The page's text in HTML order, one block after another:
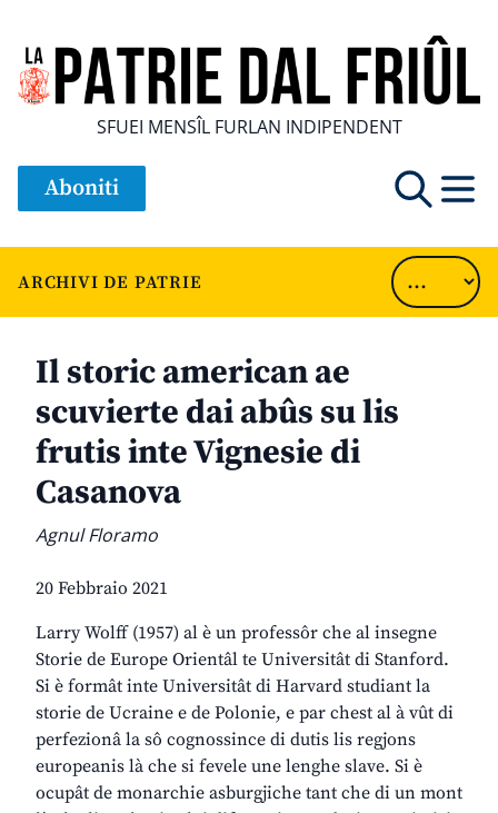
SFUEI MENSÎL FURLAN INDIPENDENT
Aboniti
ARCHIVI DE PATRIE
Il storic american ae
scuvierte dai abûs su lis
frutis inte Vignesie di
Casanova
Agnul Floramo
20 Febbraio 2021
Larry Wolff (1957) al è un professôr che al insegne
Storie de Europe Orientâl te Universitât di Stanford.
Si è formât inte Universitât di Harvard studiant la
storie de Ucraine e de Polonie, e par chest al à vût di
perfezionâ la sô cognossince di dutis lis regjons
europeanis là che si fevele une lenghe slave. Si è
ocupât de monarchie asburgjiche tant che di un mont